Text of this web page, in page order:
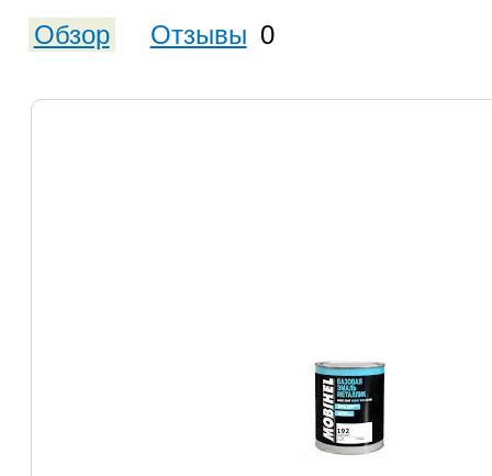
Обзор Отзывы 0